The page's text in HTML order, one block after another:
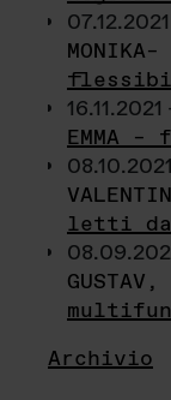
16.11.2021
EMMA
letti da
Archivio